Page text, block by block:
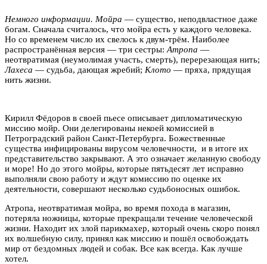
Немного информации. Мойра — существо, неподвластное даже
богам. Сначала считалось, что мойра есть у каждого человека.
Но со временем число их свелось к двум-трём. Наиболее
распространённая версия — три сестры: Атропа —
неотвратимая (неумолимая участь, смерть), перерезающая нить;
Лахеса — судьба, дающая жребий; Клото — пряха, прядущая
нить жизни.
Кирилл Фёдоров в своей пьесе описывает дипломатическую
миссию мойр. Они делегированы некоей комиссией в
Петроградский район Санкт-Петербурга. Божественные
существа инфицированы вирусом человечности, и в итоге их
представительство закрывают. А это означает желанную свободу
и море! Но до этого мойры, которые пятьдесят лет исправно
выполняли свою работу и ждут комиссию по оценке их
деятельности, совершают несколько судьбоносных ошибок.
Атропа, неотвратимая мойра, во время похода в магазин,
потеряла ножницы, которые прекращали течение человеческой
жизни. Находит их злой парикмахер, который очень скоро понял
их волшебную силу, принял как миссию и пошёл освобождать
мир от бездомных людей и собак. Все как всегда. Как лучше
хотел.